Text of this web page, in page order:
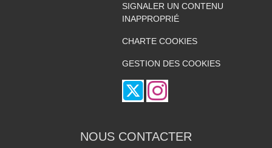
SIGNALER UN CONTENU
INAPPROPRIÉ
CHARTE COOKIES
GESTION DES COOKIES
NOUS CONTACTER